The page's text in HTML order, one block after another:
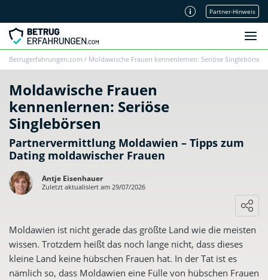
Unsere Redaktion
Partner-Hinweis
Betrugerfahrungen.com / Moldawische Frauen kennenlernen: Seriöse Singlebörsen
Moldawische Frauen
kennenlernen: Seriöse
Singlebörsen
Partnervermittlung Moldawien – Tipps zum
Dating moldawischer Frauen
Antje Eisenhauer
Zuletzt aktualisiert am 29/07/2026
Moldawien ist nicht gerade das größte Land wie die meisten
wissen. Trotzdem heißt das noch lange nicht, dass dieses
kleine Land keine hübschen Frauen hat. In der Tat ist es
nämlich so, dass Moldawien eine Fülle von hübschen Frauen